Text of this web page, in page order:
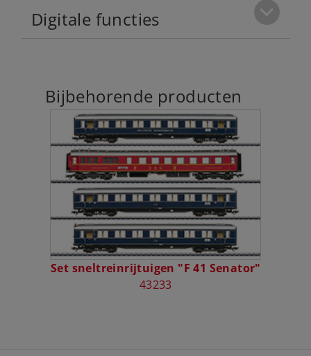
Digitale functies
Bijbehorende producten
Set sneltreinrijtuigen "F 41 Senator"
43233